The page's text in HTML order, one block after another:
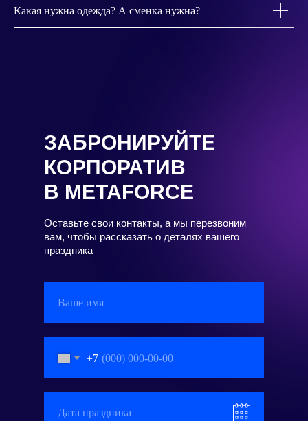
Какая нужна одежда? А сменка нужна?
ЗАБРОНИРУЙТЕ
КОРПОРАТИВ
В METAFORCE
Оставьте свои контакты, а мы перезвоним
вам, чтобы рассказать о деталях вашего
праздника
+7